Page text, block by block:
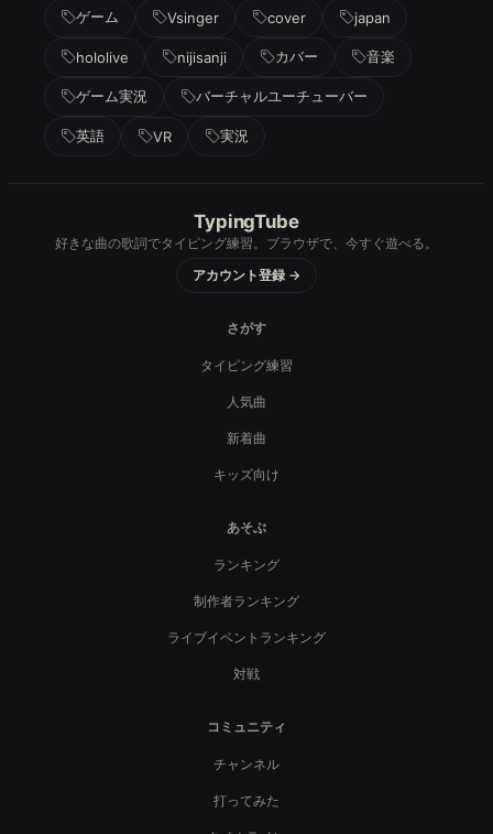
ゲーム Vsinger cover japan
hololive nijisanji カバー 音楽
ゲーム実況 バーチャルユーチューバー
英語 VR 実況
TypingTube
好きな曲の歌詞でタイピング練習。ブラウザで、今すぐ遊べる。
アカウント登録 →
さがす
タイピング練習
人気曲
新着曲
キッズ向け
あそぶ
ランキング
制作者ランキング
ライブイベントランキング
対戦
コミュニティ
チャンネル
打ってみた